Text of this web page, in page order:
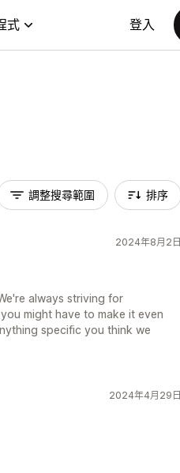
式 登入
調整搜尋範圍 排序
2024年8月2日
always striving for
might have to make it even
specific you think we
2024年4月29日